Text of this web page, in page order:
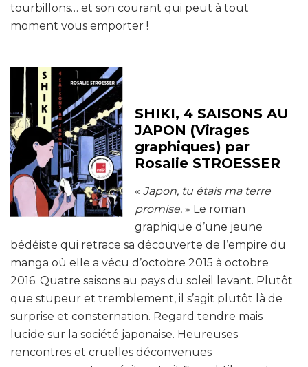
tourbillons… et son courant qui peut à tout
moment vous emporter !
SHIKI, 4 SAISONS AU
JAPON (Virages
graphiques) par
Rosalie STROESSER
« Japon, tu étais ma terre
promise. » Le roman
graphique d’une jeune
bédéiste qui retrace sa découverte de l’empire du
manga où elle a vécu d’octobre 2015 à octobre
2016. Quatre saisons au pays du soleil levant. Plutôt
que stupeur et tremblement, il s’agit plutôt là de
surprise et consternation. Regard tendre mais
lucide sur la société japonaise. Heureuses
rencontres et cruelles déconvenues